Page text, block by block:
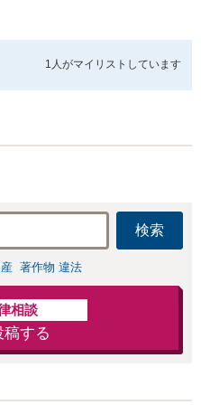
1人がマイリストしています
検索
著作物 違法
相談
稿する